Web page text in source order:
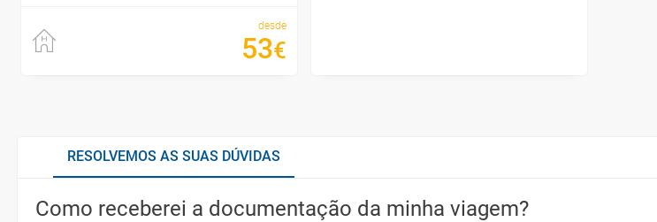
desde
53€
RESOLVEMOS AS SUAS DÚVIDAS
Como receberei a documentação da minha viagem?